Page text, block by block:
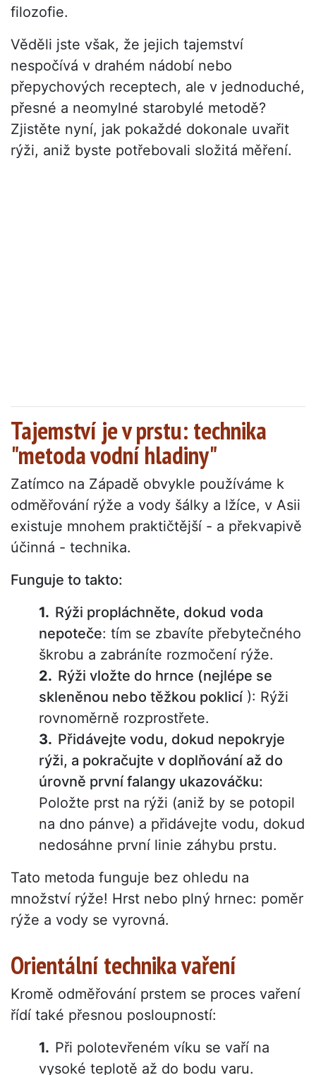
filozofie.
Věděli jste však, že jejich tajemství
nespočívá v drahém nádobí nebo
přepychových receptech, ale v jednoduché,
přesné a neomylné starobylé metodě?
Zjistěte nyní, jak pokaždé dokonale uvařit
rýži, aniž byste potřebovali složitá měření.
Tajemství je v prstu: technika
"metoda vodní hladiny"
Zatímco na Západě obvykle používáme k
odměřování rýže a vody šálky a lžíce, v Asii
existuje mnohem praktičtější - a překvapivě
účinná - technika.
Funguje to takto:
Rýži propláchněte, dokud voda
nepoteče: tím se zbavíte přebytečného
škrobu a zabráníte rozmočení rýže.
Rýži vložte do hrnce (nejlépe se
skleněnou nebo těžkou poklicí): Rýži
rovnoměrně rozprostřete.
Přidávejte vodu, dokud nepokryje
rýži, a pokračujte v doplňování až do
úrovně první falangy ukazováčku:
Položte prst na rýži (aniž by se potopil
na dno pánve) a přidávejte vodu, dokud
nedosáhne první linie záhybu prstu.
Tato metoda funguje bez ohledu na
množství rýže! Hrst nebo plný hrnec: poměr
rýže a vody se vyrovná.
Orientální technika vaření
Kromě odměřování prstem se proces vaření
řídí také přesnou posloupností:
Při polotevřeném víku se vaří na
vysoké teplotě až do bodu varu.